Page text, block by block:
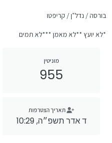
בורסה / נדל"ן / קריפטו
*לא יועץ **לא מאמן ***לא תמים
מוניטין
955
תאריך הצטרפות
ד אדר תשפ״ה, 10:29